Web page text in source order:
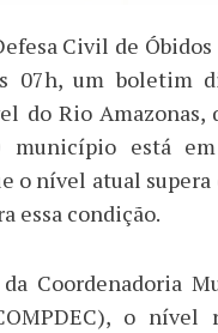
Civil de
07h, um boletim
do Rio
município está
o nível atual
essa condição.
da Coordenadoria
o nível